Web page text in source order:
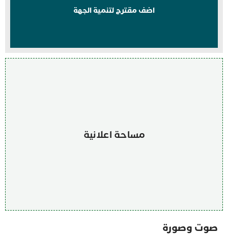
اضف مقترح لتنمية الجهة
مساحة اعلانية
صوت وصورة